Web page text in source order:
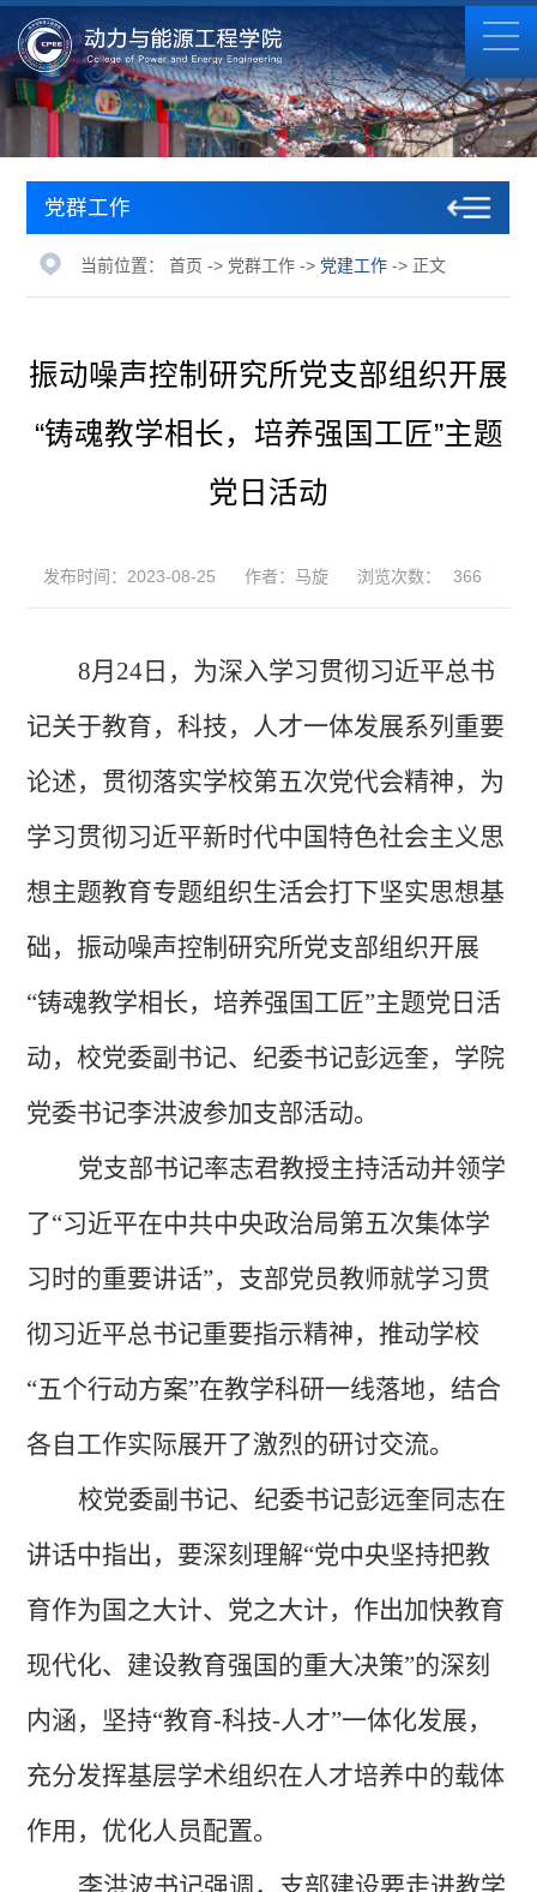
党群工作
当前位置：首页 -> 党群工作 -> 党建工作 -> 正文
振动噪声控制研究所党支部组织开展
“铸魂教学相长，培养强国工匠”主题
党日活动
发布时间：2023-08-25 作者：马旋 浏览次数： 366
8月 24 日，为深入学习贯彻习近平总书
记关于教育，科技，人才一体发展系列重要
论述， 贯彻落实学校第五次党代会精神， 为
学习贯彻习近平新时代中国特色社会主义思
想主题教育专题组织生活会打下坚实思想基
础，振动噪声控制研究所党支部组织开展
“铸魂教学相长，培养强国工匠”主题党日活
动，校党委副书记、纪委书记彭远奎，学院
党委书记李洪波参加支部活动。
党支部书记率志君教授主持活动并领学
了“习近平在中共中央政治局第五次集体学
习时的重要讲话”，支部党员教师就学习贯
彻习近平总书记重要指示精神，推动学校
“五个行动方案”在教学科研一线落地，结合
各自工作实际展开了激烈的研讨交流。
校党委副书记、纪委书记彭远奎同志在
讲话中指出，要深刻理解“党中央坚持把教
育作为国之大计、党之大计，作出加快教育
现代化、建设教育强国的重大决策”的深刻
内涵，坚持“教育-科技-人才”一体化发展，
充分发挥基层学术组织在人才培养中的载体
作用，优化人员配置。